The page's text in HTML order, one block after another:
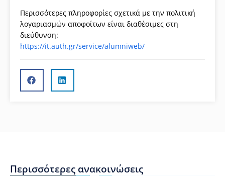
Περισσότερες πληροφορίες σχετικά με την πολιτική
λογαριασμών αποφοίτων είναι διαθέσιμες στη
διεύθυνση:
https://it.auth.gr/service/alumniweb/
Περισσότερες ανακοινώσεις